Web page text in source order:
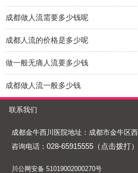
成都做人流需要多少钱呢
成都人流的价格是多少呢
做一般无痛人流要多少钱
成都做人流一般多少钱
联系我们
成都金牛西川医院地址：成都市金牛区
咨询电话： 028-65915555（点击拨打）
川公网安备 51019002000270号